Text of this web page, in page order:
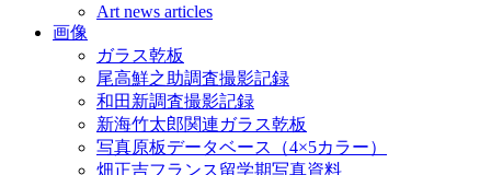
Art news articles
画像
ガラス乾板
尾高鮮之助調査撮影記録
和田新調査撮影記録
新海竹太郎関連ガラス乾板
写真原板データベース（4×5カラー）
畑正吉フランス留学期写真資料